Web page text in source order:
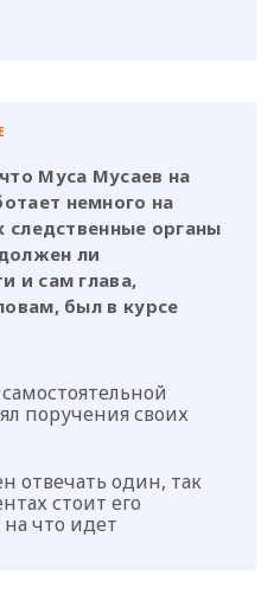
Муса Мусаев на
немного на
следственные органы
ли
и сам глава,
был в курсе
поручения своих
отвечать один, так
стоит его
что идет